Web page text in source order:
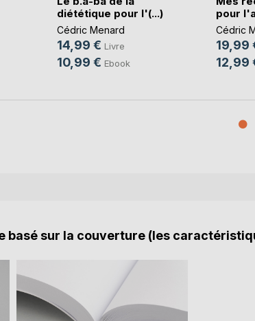
diététique pour l'(...)
Cédric Menard
14,99 € Livre
10,99 € Ebook
pour
Cédric
19,99
12,99
basé sur la couverture (les